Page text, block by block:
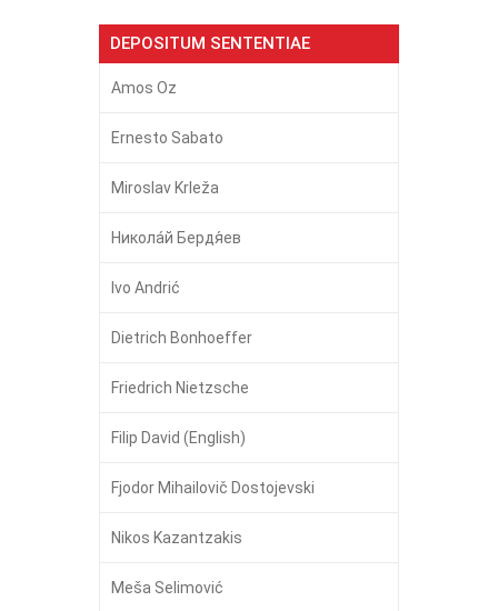
DEPOSITUM SENTENTIAE
Amos Oz
Ernesto Sabato
Miroslav Krleža
Никола́й Бердя́ев
Ivo Andrić
Dietrich Bonhoeffer
Friedrich Nietzsche
Filip David (English)
Fjodor Mihailovič Dostojevski
Nikos Kazantzakis
Meša Selimović